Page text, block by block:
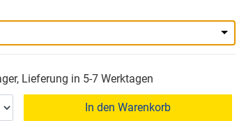
Lieferung in 5-7 Werktagen
In den Warenkorb